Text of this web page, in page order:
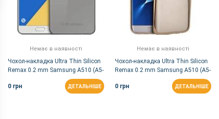
Немає в наявності
Чохол-накладка Ultra Thin Silicon
Remax 0.2 mm Samsung A510 (A5-
0 грн
ДЕТАЛЬНІШЕ
Немає в наявності
Чохол-накладка Ultra Thin Silicon
Remax 0.2 mm Samsung A510 (A5-
0 грн
ДЕТАЛЬНІШЕ